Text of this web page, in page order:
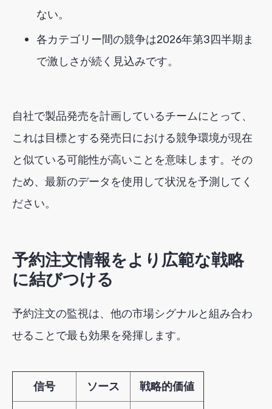
ない。
各カテゴリー間の競争は2026年第3四半期ま
で激しさが続く見込みです。
自社で製品発売を計画しているチームにとって、
これは目標とする発売日における競争環境が現在
と似ている可能性が高いことを意味します。その
ため、最新のデータを使用して状況を予測してく
ださい。
予約注文情報をより広範な戦略
に結びつける
予約注文の監視は、他の市場シグナルと組み合わ
せることで最も効果を発揮します。
信号 ソース 戦略的価値